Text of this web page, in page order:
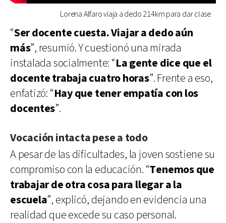
Lorena Alfaro viaja a dedo 214km para dar clase
“Ser docente cuesta. Viajar a dedo aún
más”, resumió. Y cuestionó una mirada
instalada socialmente: “La gente dice que el
docente trabaja cuatro horas”. Frente a eso,
enfatizó: “Hay que tener empatía con los
docentes”.
Vocación intacta pese a todo
A pesar de las dificultades, la joven sostiene su
compromiso con la educación. “Tenemos que
trabajar de otra cosa para llegar a la
escuela”, explicó, dejando en evidencia una
realidad que excede su caso personal.